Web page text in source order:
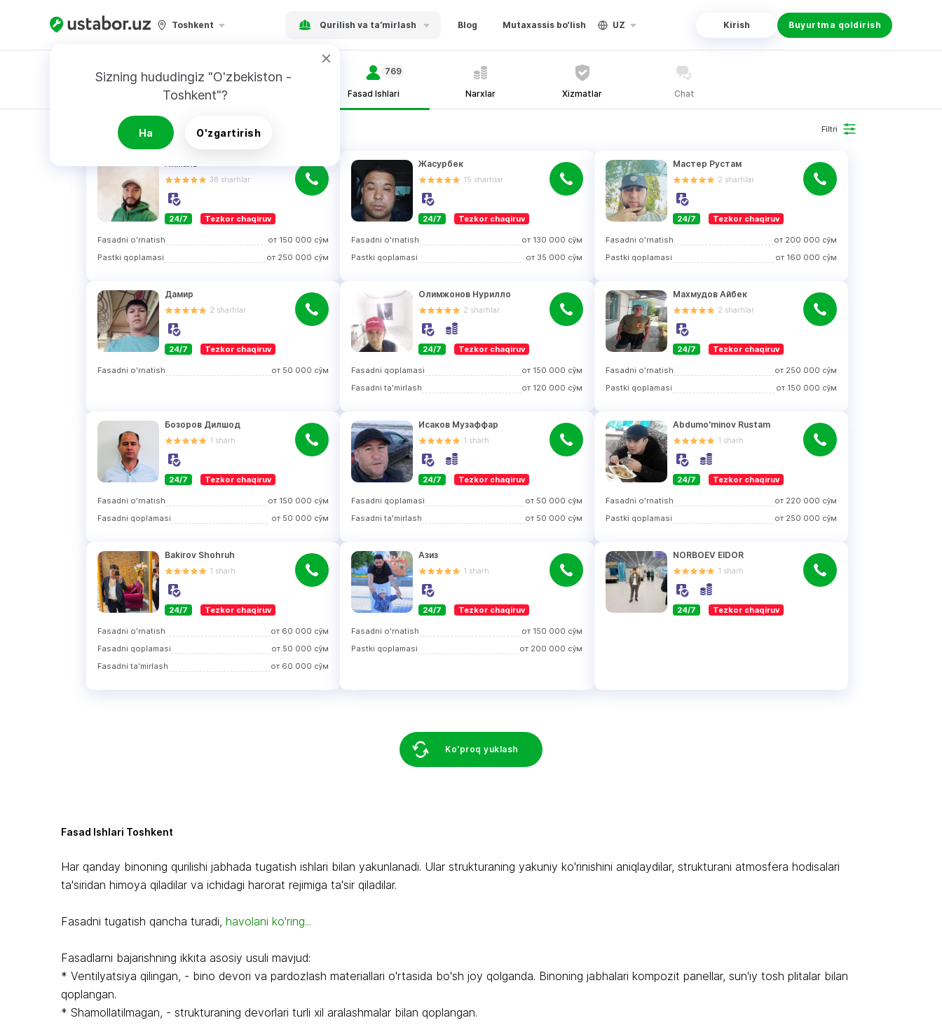
Toshkent Qurilish va ta’mirlash Blog Mutaxassis bo‘lish UZ Kirish Buyurtma qoldirish
Sizning hududingiz "O'zbekiston -
Toshkent"?
Ha O'zgartirish
Fasad Ishlari
769
Narxlar Xizmatlar Chat
QIDIRUV NATIJALARI Filtri
Акмаль
38 sharhlar
24/7 Tezkor chaqiruv
Fasadni o'rnatish от 150 000 сўм
Pastki qoplamasi
от 250 000 сўм
Жасурбек
15 sharhlar
24/7 Tezkor chaqiruv
Fasadni o'rnatish от 130 000 сўм
Pastki qoplamasi
от 35 000 сўм
Мастер Рустам
2 sharhlar
24/7 Tezkor chaqiruv
Fasadni o'rnatish от 200 000 сўм
Pastki qoplamasi
от 160 000 сўм
Дамир
2 sharhlar
24/7 Tezkor chaqiruv
Fasadni o'rnatish от 50 000 сўм
Олимжонов Нурилло
2 sharhlar
24/7 Tezkor chaqiruv
Fasadni qoplamasi от 150 000 сўм
Fasadni ta'mirlash
от 120 000 сўм
Махмудов Айбек
2 sharhlar
24/7 Tezkor chaqiruv
Fasadni o'rnatish от 250 000 сўм
Pastki qoplamasi
от 150 000 сўм
Бозоров Дилшод
1 sharh
24/7 Tezkor chaqiruv
Fasadni o'rnatish от 150 000 сўм
Fasadni qoplamasi
от 50 000 сўм
Исаков Музаффар
1 sharh
24/7 Tezkor chaqiruv
Fasadni qoplamasi от 50 000 сўм
Fasadni ta'mirlash
от 50 000 сўм
Abdumo'minov Rustam
1 sharh
24/7 Tezkor chaqiruv
Fasadni o'rnatish от 220 000 сўм
Pastki qoplamasi
от 250 000 сўм
Bakirov Shohruh
1 sharh
24/7 Tezkor chaqiruv
Fasadni o'rnatish от 60 000 сўм
Fasadni qoplamasi
от 50 000 сўм
Fasadni ta'mirlash
от 60 000 сўм
Азиз
1 sharh
24/7 Tezkor chaqiruv
Fasadni o'rnatish от 150 000 сўм
Pastki qoplamasi
от 200 000 сўм
NORBOEV EIDOR
1 sharh
24/7 Tezkor chaqiruv
Ko'proq yuklash
Fasad Ishlari Toshkent
Har qanday binoning qurilishi jabhada tugatish ishlari bilan yakunlanadi. Ular strukturaning yakuniy ko'rinishini aniqlaydilar, strukturani atmosfera hodisalari
ta'siridan himoya qiladilar va ichidagi harorat rejimiga ta'sir qiladilar.
Fasadni tugatish qancha turadi, havolani ko'ring...
Fasadlarni bajarishning ikkita asosiy usuli mavjud:
* Ventilyatsiya qilingan, - bino devori va pardozlash materiallari o'rtasida bo'sh joy qolganda. Binoning jabhalari kompozit panellar, sun'iy tosh plitalar bilan
qoplangan.
* Shamollatilmagan, - strukturaning devorlari turli xil aralashmalar bilan qoplangan.